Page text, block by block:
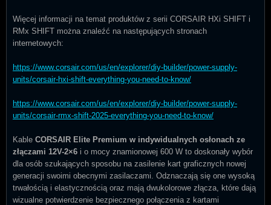
Więcej informacji na temat produktów z serii CORSAIR HXi SHIFT i
RMx SHIFT można znaleźć na następujących stronach
internetowych:
https://www.corsair.com/us/en/explorer/diy-builder/power-supply-
units/corsair-hxi-shift-everything-you-need-to-know/
https://www.corsair.com/us/en/explorer/diy-builder/power-supply-
units/corsair-rmx-shift-2025-everything-you-need-to-know/
Kable CORSAIR Elite Premium w indywidualnych osłonach ze
złączami 12V-2×6 i o mocy znamionowej 600 W to doskonały wybór
dla osób szukających sposobu na zasilenie kart graficznych nowej
generacji swoimi obecnymi zasilaczami. Odznaczają się one wysoką
trwałością i elastycznością oraz mają dwukolorowe złącza, które dają
wizualne potwierdzenie bezpiecznego połączenia z kartami